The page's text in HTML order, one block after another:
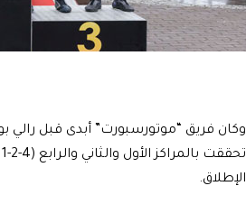
وكان فريق “موتورسبورت” أبدى قبل رالي
الإطلاق.